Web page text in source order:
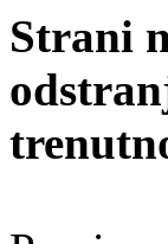
Strani